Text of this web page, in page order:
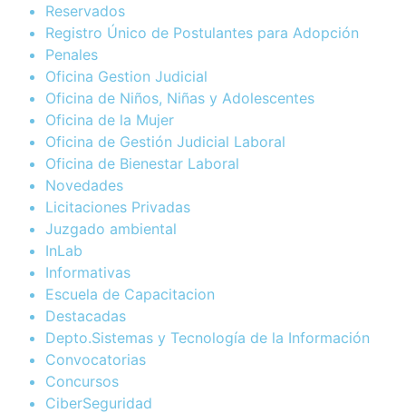
Reservados
Registro Único de Postulantes para Adopción
Penales
Oficina Gestion Judicial
Oficina de Niños, Niñas y Adolescentes
Oficina de la Mujer
Oficina de Gestión Judicial Laboral
Oficina de Bienestar Laboral
Novedades
Licitaciones Privadas
Juzgado ambiental
InLab
Informativas
Escuela de Capacitacion
Destacadas
Depto.Sistemas y Tecnología de la Información
Convocatorias
Concursos
CiberSeguridad